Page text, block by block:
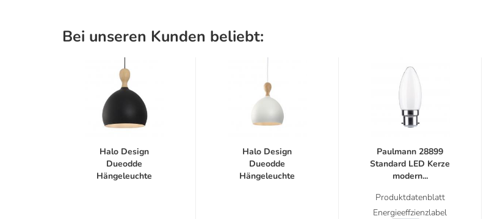
Bei unseren Kunden beliebt:
Halo Design
Dueodde
Hängeleuchte
Halo Design
Dueodde
Hängeleuchte
Paulmann 28899
Standard LED Kerze
modern...
Produktdatenblatt
Energieeffzienzlabel